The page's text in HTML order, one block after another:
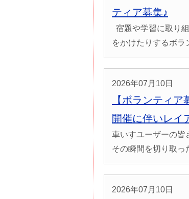
ティア募集♪
宿題や学習に取り
をかけたりするボラ
2026年07月10日
【ボランティ
開催に伴いレイ
車いすユーザーの
その瞬間を切り取っ
2026年07月10日